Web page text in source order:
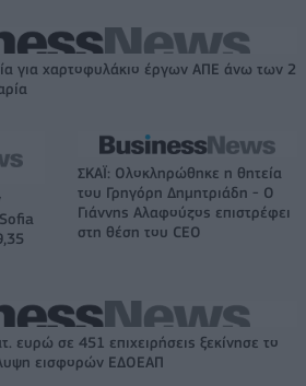
για χαρτοφυλάκιο έργων ΑΠΕ άνω των 2
ΣΚΑΪ: Ολοκληρώθηκε η θητεία
του Γρηγόρη Δημητριάδη - Ο
Γιάννης Αλαφούζος επιστρέφει
στη θέση του CEO
ευρώ σε 451 επιχειρήσεις ξεκίνησε το
εισφορών ΕΔΟΕΑΠ